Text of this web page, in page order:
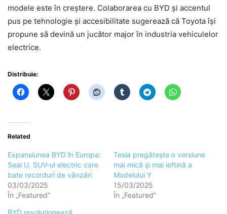
modele este în creștere. Colaborarea cu BYD și accentul
pus pe tehnologie și accesibilitate sugerează că Toyota își
propune să devină un jucător major în industria vehiculelor
electrice.
Distribuie:
Related
Expansiunea BYD în Europa:
Seal U, SUV-ul electric care
bate recorduri de vânzări
03/03/2025
În „Featured”
Tesla pregătește o versiune
mai mică și mai ieftină a
Modelului Y
15/03/2025
În „Featured”
BYD revoluționează